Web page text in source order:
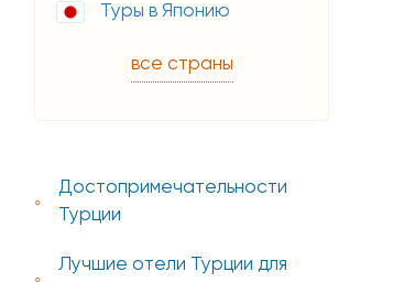
Туры в Японию
все страны
Достопримечательности
Турции
Лучшие отели Турции для